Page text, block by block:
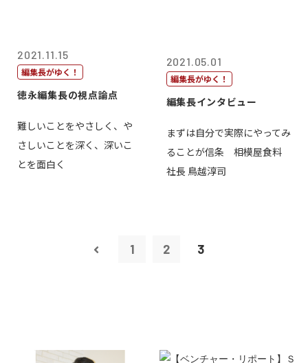
2021.11.15
編集長がゆく！
徳永編集長の視点論点
難しいことをやさしく、や
さしいことを深く、深いこ
とを面白く
2021.05.01
編集長がゆく！
編集長インタビュー
まずは自分で実際にやってみ
ることが信条 相模屋食料
社長 鳥越淳司
1 2 3